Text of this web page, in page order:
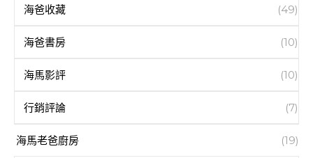
海爸收藏 (49)
海爸書房 (10)
海馬影評 (10)
行銷評論 (7)
海馬老爸廚房 (19)